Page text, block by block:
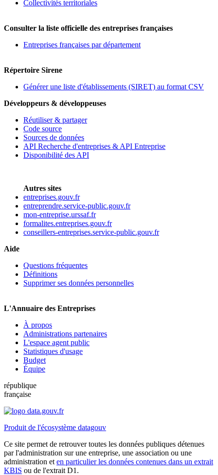
Collectivités territoriales
Consulter la liste officielle des entreprises françaises
Entreprises françaises par département
Répertoire Sirene
Générer une liste d'établissements (SIRET) au format CSV
Développeurs & développeuses
Réutiliser & partager
Code source
Sources de données
API Recherche d'entreprises & API Entreprise
Disponibilité des API
Autres sites
entreprises.gouv.fr
entreprendre.service-public.gouv.fr
mon-entreprise.urssaf.fr
formalites.entreprises.gouv.fr
conseillers-entreprises.service-public.gouv.fr
Aide
Questions fréquentes
Définitions
Supprimer ses données personnelles
L'Annuaire des Entreprises
À propos
Administrations partenaires
L'espace agent public
Statistiques d'usage
Budget
Équipe
république
française
Produit de l'écosystème datagouv
Ce site permet de retrouver toutes les données publiques détenues
par l'administration sur une entreprise, une association ou une
administration et en particulier les données contenues dans un extrait
KBIS ou de l'extrait D1.